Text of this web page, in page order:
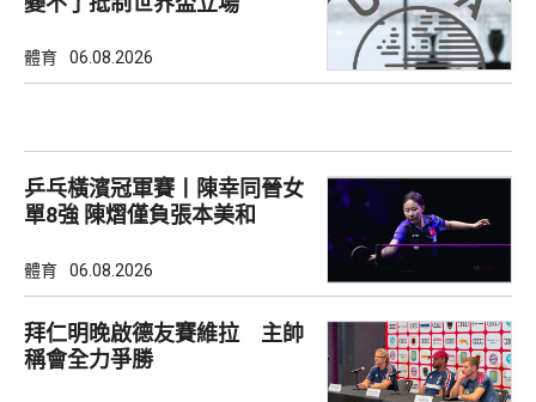
體育 06.08.2026
乒乓橫濱冠軍賽丨陳幸同晉女
單8強 陳熠僅負張本美和
體育 06.08.2026
拜仁明晚啟德友賽維拉 主帥
稱會全力爭勝